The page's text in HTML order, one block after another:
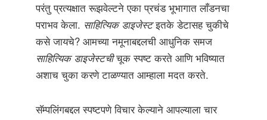
परंतु प्रत्यक्षात रूझवेल्टने एका प्रचंड भूभागात लाँडनचा
पराभव केला. साहित्यिक डाइजेस्टइतके डेटासह चुकीचे
कसे जायचे? आमच्या नमूनाबद्दलची आधुनिक समज
साहित्यिक डाइजेस्टचीचूक स्पष्ट करते आणि भविष्यात
अशाच चुका करणे टाळण्यात आम्हाला मदत करते.
सॅम्पलिंगबद्दल स्पष्टपणे विचार केल्याने आपल्याला चार